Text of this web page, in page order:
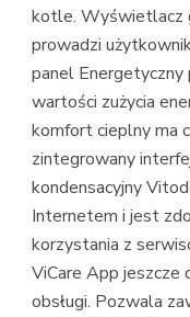
kotle. Wyświetlacz
prowadzi
panel Energetyczny
wartości zużycia
komfort cieplny ma
zintegrowany
kondensacyjny
Internetem i jest
korzystania z
ViCare App
obsługi. Pozwala